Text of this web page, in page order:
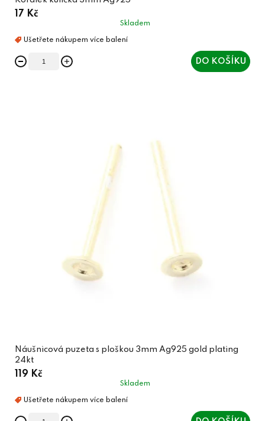
17 Kč
Skladem
DO KOŠÍKU
Náušnicová puzeta s ploškou 3mm Ag925 gold plating
24kt
119 Kč
Skladem